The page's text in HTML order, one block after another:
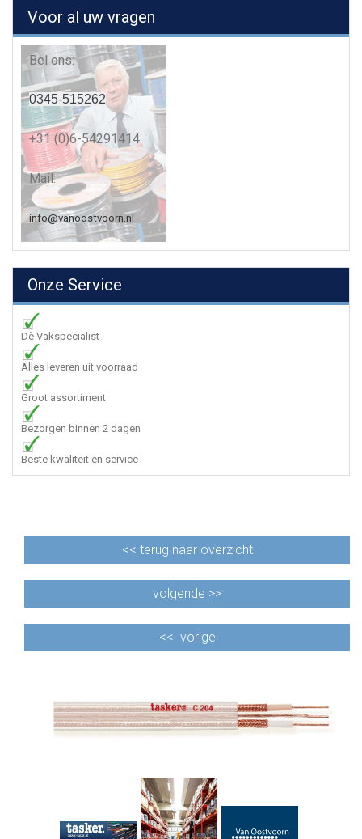
Voor al uw vragen
Bel ons:
0345-515262
+31 (0)6-54291414
Mail:
info@vanoostvoorn.nl
Onze Service
Dè Vakspecialist
Alles leveren uit voorraad
Groot assortiment
Bezorgen binnen 2 dagen
Beste kwaliteit en service
<< terug naar overzicht
volgende >>
<< vorige